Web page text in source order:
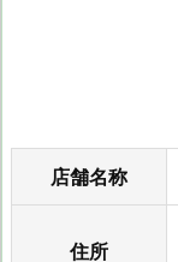
店舗名称
住所